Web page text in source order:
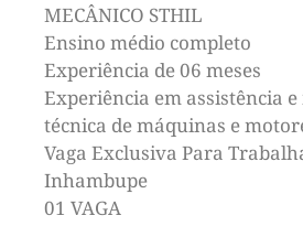
MECÂNICO STHIL
Ensino médio completo
Experiência de 06 meses
Experiência em assistência
técnica de máquinas e
Vaga Exclusiva Para
Inhambupe
01 VAGA